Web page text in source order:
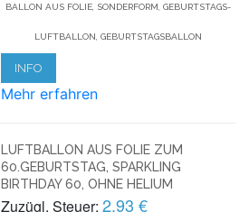
BALLON AUS FOLIE, SONDERFORM, GEBURTSTAGS-
LUFTBALLON, GEBURTSTAGSBALLON
INFO
Mehr erfahren
LUFTBALLON AUS FOLIE ZUM
60.GEBURTSTAG, SPARKLING
BIRTHDAY 60, OHNE HELIUM
Zuzügl. Steuer: 2,93 €